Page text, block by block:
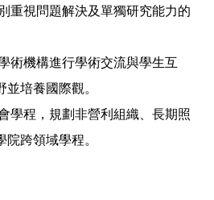
重視問題解決及單獨研究能力的
術機構進行學術交流與學生互
培養國際觀。
學程，規劃非營利組織、長期照
跨領域學程。